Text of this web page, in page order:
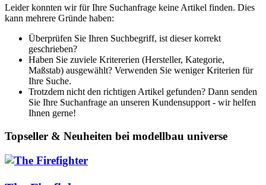
Leider konnten wir für Ihre Suchanfrage keine Artikel finden. Dies
kann mehrere Gründe haben:
Überprüfen Sie Ihren Suchbegriff, ist dieser korrekt
geschrieben?
Haben Sie zuviele Kritererien (Hersteller, Kategorie,
Maßstab) ausgewählt? Verwenden Sie weniger Kriterien für
Ihre Suche.
Trotzdem nicht den richtigen Artikel gefunden? Dann senden
Sie Ihre Suchanfrage an unseren Kundensupport - wir helfen
Ihnen gerne!
Topseller & Neuheiten bei modellbau universe